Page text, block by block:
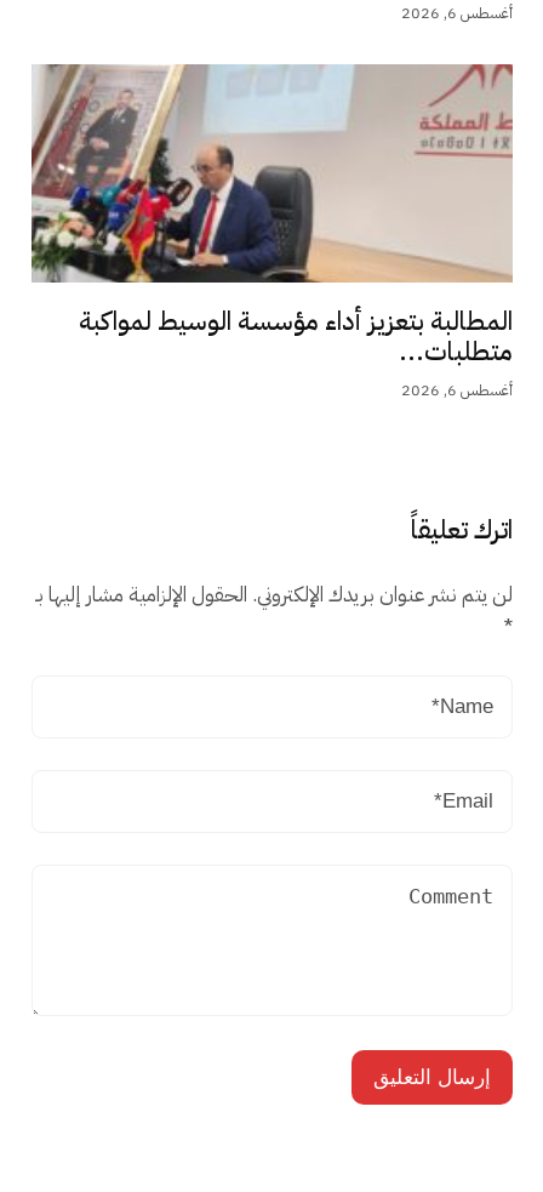
أغسطس 6, 2026
المطالبة بتعزيز أداء مؤسسة الوسيط لمواكبة
متطلبات...
أغسطس 6, 2026
اترك تعليقاً
لن يتم نشر عنوان بريدك الإلكتروني. الحقول الإلزامية مشار إليها بـ
*